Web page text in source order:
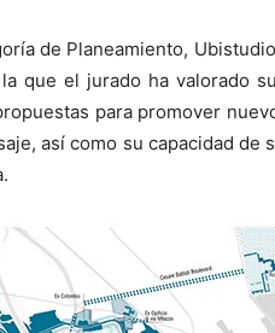
de Planeamiento,
que el jurado ha valorado
para promover
así como su capacidad